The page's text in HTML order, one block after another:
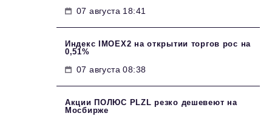
07 августа 18:41
Индекс IMOEX2 на открытии торгов рос на
0,51%
07 августа 08:38
Акции ПОЛЮС PLZL резко дешевеют на
Мосбирже